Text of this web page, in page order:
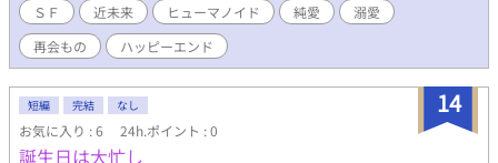
ＳＦ 近未来 ヒューマノイド 純愛
溺愛
再会もの
ハッピーエンド
14
短編 完結 なし
お気に入り : 6 24h.ポイント : 0
誕生日は大忙し